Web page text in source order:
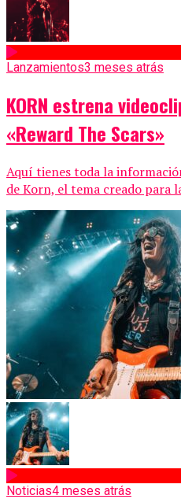
Lanzamientos3 meses atrás
KORN estrena
«Reward The Scars»
Aquí tienes toda la
de Korn, el tema creado para
Noticias4 meses atrás